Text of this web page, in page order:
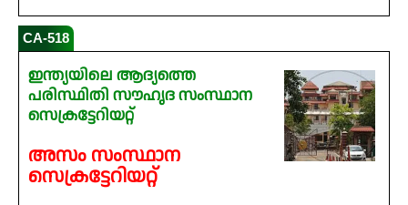
CA-518
ഇന്ത്യയിലെ ആദ്യത്തെ
പരിസ്ഥിതി സൗഹൃദ സംസ്ഥാന
സെക്രട്ടേറിയറ്റ്
അസം സംസ്ഥാന
സെക്രട്ടേറിയറ്റ്